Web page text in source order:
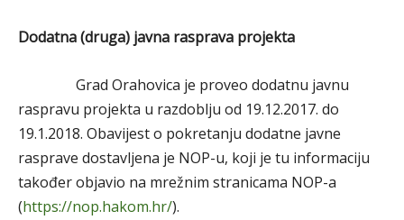
Dodatna (druga) javna rasprava projekta
Grad Orahovica je proveo dodatnu javnu
raspravu projekta u razdoblju od 19.12.2017. do
19.1.2018. Obavijest o pokretanju dodatne javne
rasprave dostavljena je NOP-u, koji je tu informaciju
također objavio na mrežnim stranicama NOP-a
(https://nop.hakom.hr/).